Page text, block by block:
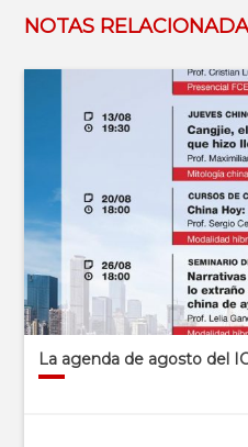
NOTAS
La agenda de agosto del